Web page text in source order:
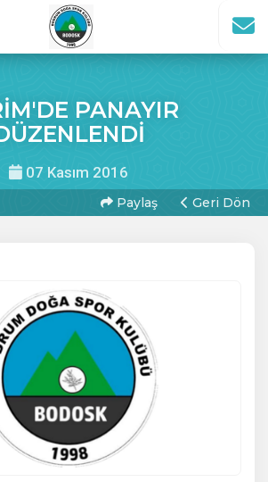
PANAYIR
07 Kasım 2016
Paylaş Geri Dön